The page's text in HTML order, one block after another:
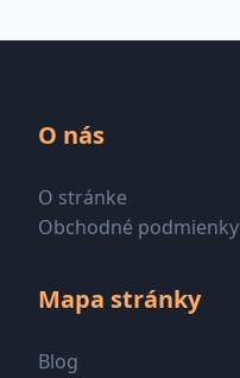
O nás
O stránke
Obchodné podmienky
Mapa stránky
Blog